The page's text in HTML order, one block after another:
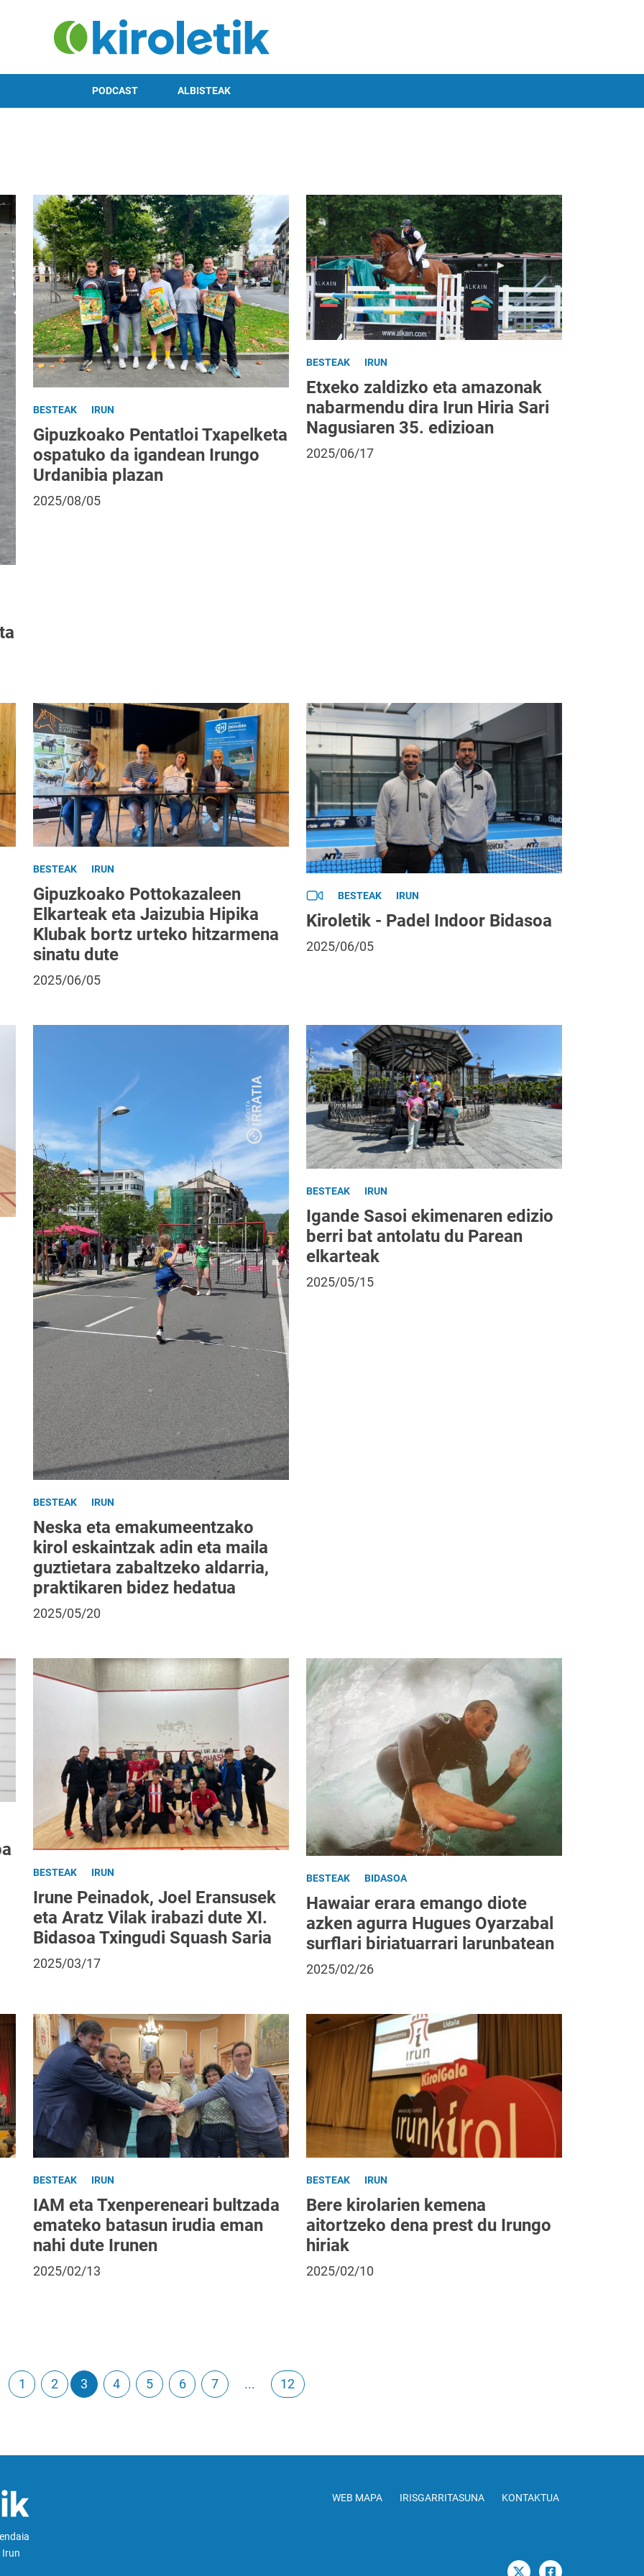
PODCAST ALBISTEAK
BESTEAK IRUN
Gipuzkoako Pentatloi Txapelketa
ospatuko da igandean Irungo
Urdanibia plazan
2025/08/05
BESTEAK IRUN
Etxeko zaldizko eta amazonak
nabarmendu dira Irun Hiria Sari
Nagusiaren 35. edizioan
2025/06/17
BESTEAK IRUN
Gipuzkoako Pottokazaleen
Elkarteak eta Jaizubia Hipika
Klubak bortz urteko hitzarmena
sinatu dute
2025/06/05
BESTEAK IRUN
Kiroletik - Padel Indoor Bidasoa
2025/06/05
BESTEAK IRUN
Neska eta emakumeentzako
kirol eskaintzak adin eta maila
guztietara zabaltzeko aldarria,
praktikaren bidez hedatua
2025/05/20
BESTEAK IRUN
Igande Sasoi ekimenaren edizio
berri bat antolatu du Parean
elkarteak
2025/05/15
BESTEAK IRUN
Irune Peinadok, Joel Eransusek
eta Aratz Vilak irabazi dute XI.
Bidasoa Txingudi Squash Saria
2025/03/17
BESTEAK BIDASOA
Hawaiar erara emango diote
azken agurra Hugues Oyarzabal
surflari biriatuarrari larunbatean
2025/02/26
BESTEAK IRUN
IAM eta Txenpereneari bultzada
emateko batasun irudia eman
nahi dute Irunen
2025/02/13
BESTEAK IRUN
Bere kirolarien kemena
aitortzeko dena prest du Irungo
hiriak
2025/02/10
1 2 3 4 5 6 7 ... 12
Irun
WEB MAPA IRISGARRITASUNA KONTAKTUA